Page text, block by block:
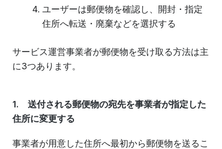
ユーザーは郵便物を確認し、開封・指定
住所へ転送・廃棄などを選択する
サービス運営事業者が郵便物を受け取る方法は主
に3つあります。
1. 送付される郵便物の宛先を事業者が指定した
住所に変更する
事業者が用意した住所へ最初から郵便物を送るこ